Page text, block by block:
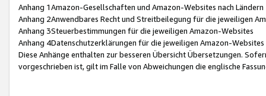
Anhang 1Amazon-Gesellschaften und Amazon-Websites nach Ländern
Anhang 2Anwendbares Recht und Streitbeilegung für die jeweiligen
Anhang 3Steuerbestimmungen für die jeweiligen Amazon-Websites
Anhang 4Datenschutzerklärungen für die jeweiligen Amazon-Websites
Diese Anhänge enthalten zur besseren Übersicht Übersetzungen.
vorgeschrieben ist, gilt im Falle von Abweichungen die englische